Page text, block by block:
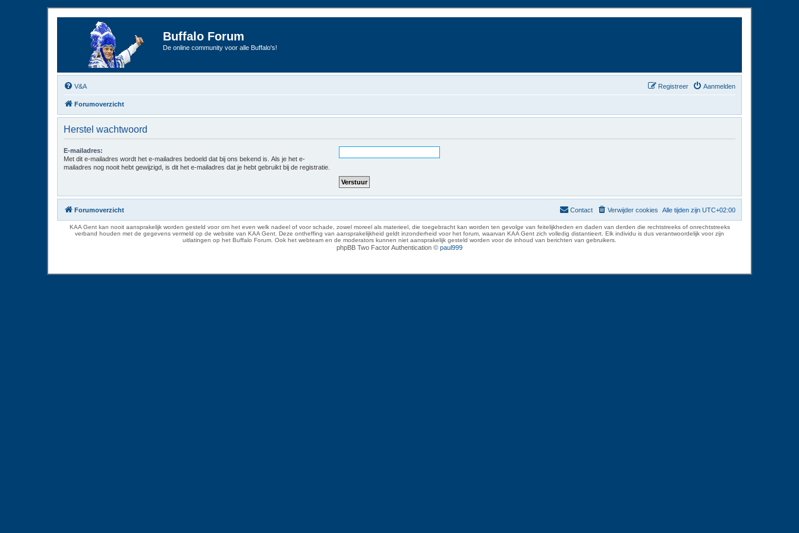
Buffalo Forum
De online community voor alle Buffalo's!
V&A Aanmelden
Registreer
Forumoverzicht
Herstel wachtwoord
E-mailadres:
Met dit e-mailadres wordt het e-mailadres bedoeld dat bij ons bekend is. Als je het e-
mailadres nog nooit hebt gewijzigd, is dit het e-mailadres dat je hebt gebruikt bij de registratie.
Forumoverzicht Alle tijden zijn UTC+02:00
Verwijder cookies
Contact
KAA Gent kan nooit aansprakelijk worden gesteld voor om het even welk nadeel of voor schade, zowel moreel als materieel, die toegebracht kan worden ten gevolge van feitelijkheden en daden van derden die rechtstreeks of onrechtstreeks
verband houden met de gegevens vermeld op de website van KAA Gent. Deze ontheffing van aansprakelijkheid geldt inzonderheid voor het forum, waarvan KAA Gent zich volledig distantieert. Elk individu is dus verantwoordelijk voor zijn
uitlatingen op het Buffalo Forum. Ook het webteam en de moderators kunnen niet aansprakelijk gesteld worden voor de inhoud van berichten van gebruikers.
phpBB Two Factor Authentication © paul999